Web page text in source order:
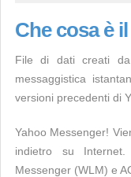
Che cosa è
File di dati creati da
messaggistica
versioni precedenti di
Yahoo Messenger!
indietro su
Messenger (WLM) e